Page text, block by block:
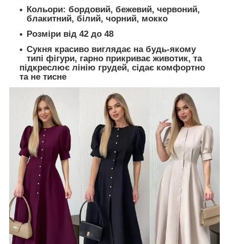
Кольори: бордовий, бежевий, червоний,
блакитний, білий, чорний, мокко
Розміри від 42 до 48
Сукня красиво виглядає на будь-якому
типі фігури, гарно прикриває животик, та
підкреслює лінію грудей, сідає комфортно
та не тисне